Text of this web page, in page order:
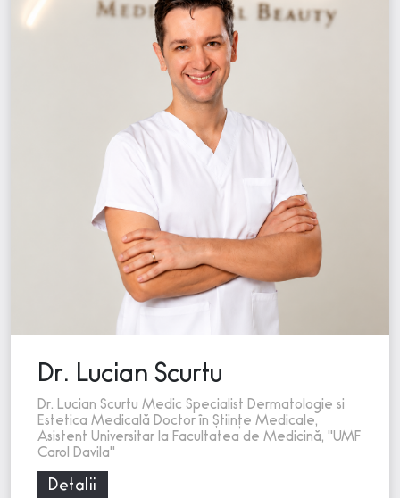
Dr. Lucian Scurtu
Dr. Lucian Scurtu Medic Specialist Dermatologie si
Estetica Medicală Doctor în Științe Medicale,
Asistent Universitar la Facultatea de Medicină, "UMF
Carol Davila"
Detalii